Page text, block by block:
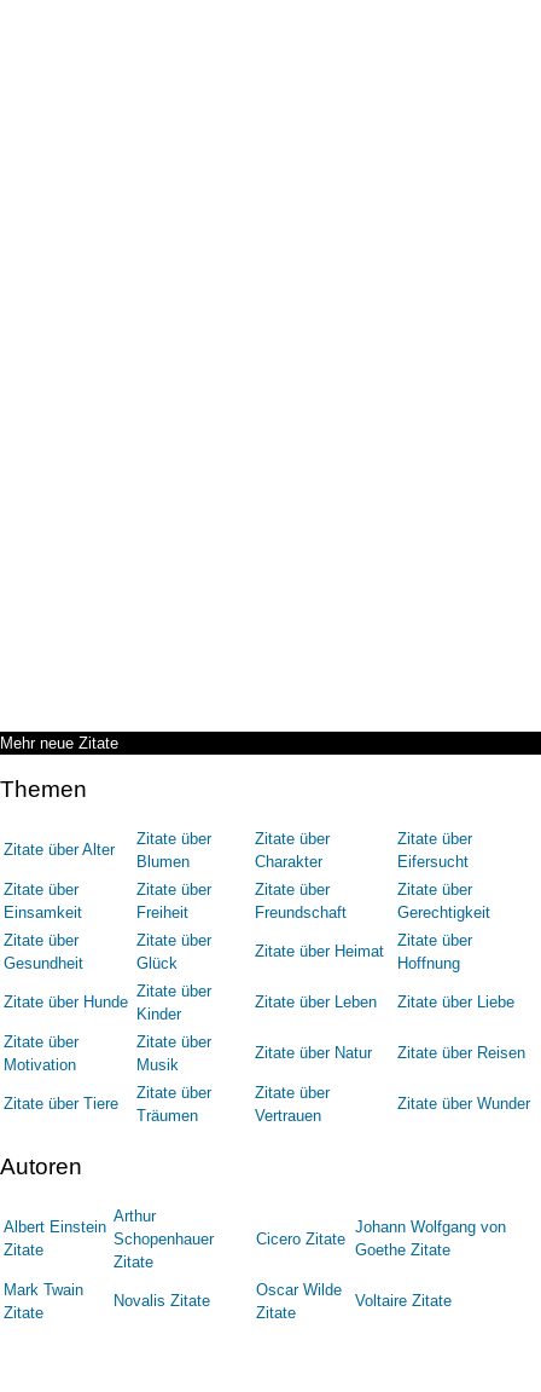
Mehr neue Zitate
Themen
Zitate über Alter
Zitate über
Blumen
Zitate über
Charakter
Zitate über
Eifersucht
Zitate über
Einsamkeit
Zitate über
Freiheit
Zitate über
Freundschaft
Zitate über
Gerechtigkeit
Zitate über
Gesundheit
Zitate über
Glück
Zitate über Heimat
Zitate über
Hoffnung
Zitate über Hunde
Zitate über
Kinder
Zitate über Leben Zitate über Liebe
Zitate über
Motivation
Zitate über
Musik
Zitate über Natur Zitate über Reisen
Zitate über Tiere
Zitate über
Träumen
Zitate über
Vertrauen
Zitate über Wunder
Autoren
Albert Einstein
Zitate
Arthur
Schopenhauer
Zitate
Cicero Zitate
Johann Wolfgang von
Goethe Zitate
Mark Twain
Zitate
Novalis Zitate
Oscar Wilde
Zitate
Voltaire Zitate